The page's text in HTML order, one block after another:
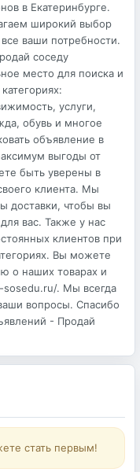
в Екатеринбурге.
широкий выбор
ваши потребности.
соседу
место для поиска и
услуги,
обувь и многое
объявление в
выгоды от
быть уверены в
клиента. Мы
доставки, чтобы вы
вас. Также у нас
клиентов при
Вы можете
о наших товарах и
sosedu.ru/. Мы всегда
вопросы. Спасибо
- Продай
стать первым!